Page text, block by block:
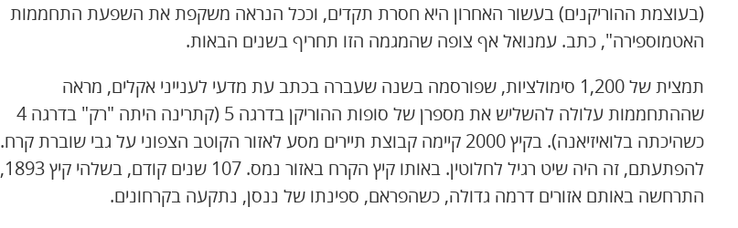
(בעוצמת ההוריקנים) בעשור האחרון היא חסרת תקדים, וככל הנראה משקפת את השפעת התחממות
האטמוספירה", כתב. עמנואל אף צופה שהמגמה הזו תחריף בשנים הבאות.
תמצית של 1,200 סימולציות, שפורסמה בשנה שעברה בכתב עת מדעי לענייני אקלים, מראה
שההתחממות עלולה להשליש את מספרן של סופות ההוריקן בדרגה 5 (קתרינה היתה "רק" בדרגה 4
כשהיכתה בלואיזיאנה). בקיץ 2000 קיימה קבוצת תיירים מסע לאזור הקוטב הצפוני על גבי שוברת קרח.
להפתעתם, זה היה שיט רגיל לחלוטין. באותו קיץ הקרח באזור נמס. 107 שנים קודם, בשלהי קיץ 1893,
התרחשה באותם אזורים דרמה גדולה, כשהפראם, ספינתו של ננסן, נתקעה בקרחונים.